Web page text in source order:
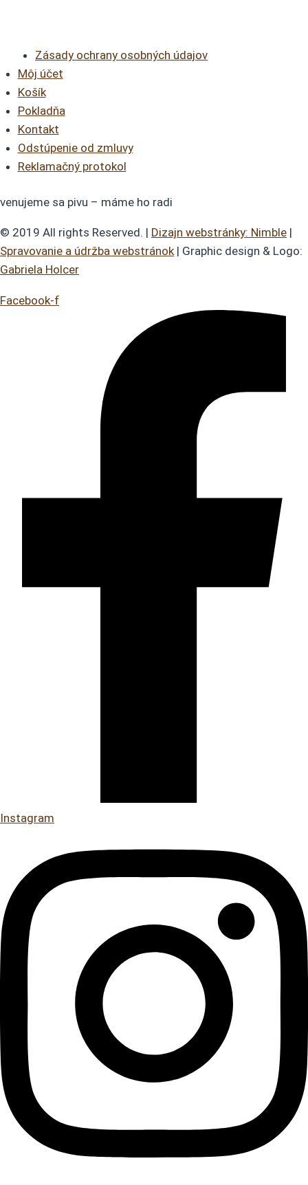
Zásady ochrany osobných údajov
Môj účet
Košík
Pokladňa
Kontakt
Odstúpenie od zmluvy
Reklamačný protokol
venujeme sa pivu – máme ho radi
© 2019 All rights Reserved. | Dizajn webstránky: Nimble |
Spravovanie a údržba webstránok| Graphic design & Logo:
Gabriela Holcer
Facebook-f
Instagram